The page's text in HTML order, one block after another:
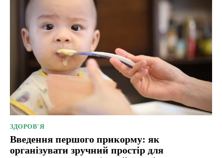
ЗДОРОВ'Я
Введення першого прикорму: як
організувати зручний простір для